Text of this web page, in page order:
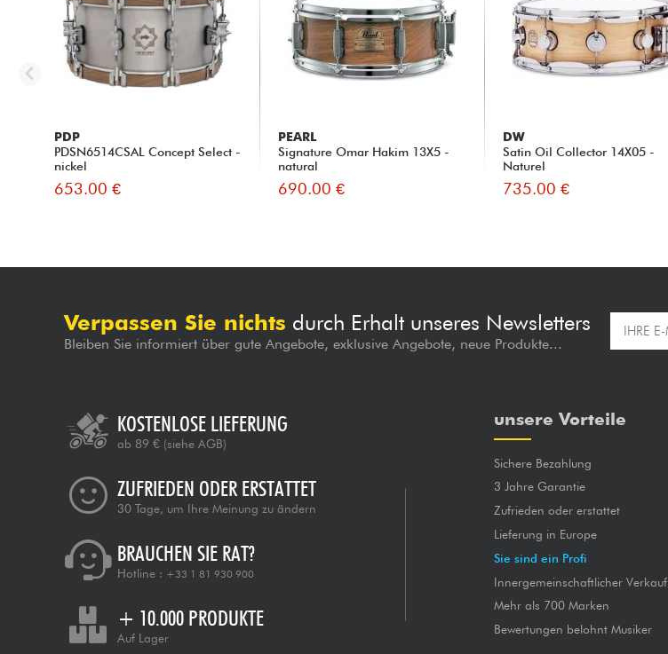
PDP
PDSN6514CSAL Concept Select -
nickel
653.00 €
PEARL
Signature Omar Hakim 13X5 -
natural
690.00 €
DW
Satin Oil Collector 14X05 -
Naturel
735.00 €
Verpassen Sie nichts durch Erhalt unseres Newsletters
Bleiben Sie informiert über gute Angebote, exklusive Angebote, neue Produkte...
KOSTENLOSE LIEFERUNG
ab 89 € (siehe AGB)
ZUFRIEDEN ODER ERSTATTET
30 Tage, um Ihre Meinung zu ändern
BRAUCHEN SIE RAT?
Hotline : +33 1 81 930 900
+ 10.000 PRODUKTE
Auf Lager
unsere Vorteile
Sichere Bezahlung
3 Jahre Garantie
Zufrieden oder erstattet
Lieferung in Europe
Sie sind ein Profi
Innergemeinschaftlicher Verkauf
Mehr als 700 Marken
Bewertungen belohnt Musiker